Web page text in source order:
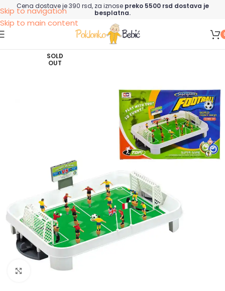
Skip to navigation
Skip to main content
Cena dostave je 390 rsd, za iznose preko 5500 rsd dostava je
besplatna.
SOLD
OUT
Click to enlarge